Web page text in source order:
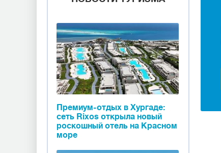
Премиум-отдых в Хургаде:
сеть Rixos открыла новый
роскошный отель на Красном
море